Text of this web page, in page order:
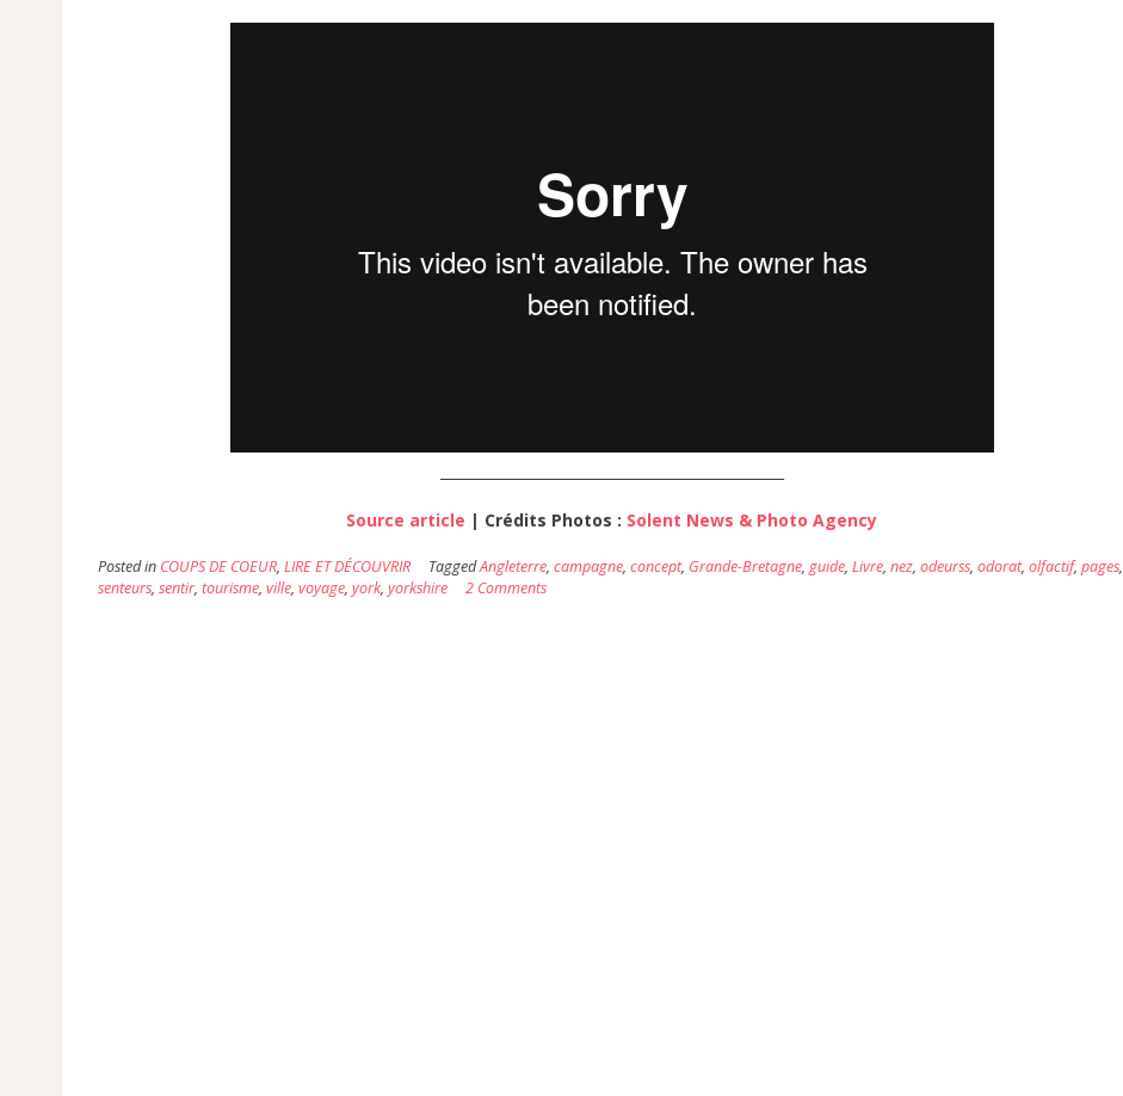
Source article | Crédits Photos : Solent News & Photo Agency
Posted in COUPS DE COEUR, LIRE ET DÉCOUVRIR TaggedAngleterre, campagne, concept, Grande-Bretagne, guide, Livre, nez, odeurss, odorat, olfactif, pages,
senteurs, sentir, tourisme, ville, voyage, york, yorkshire 2 Comments